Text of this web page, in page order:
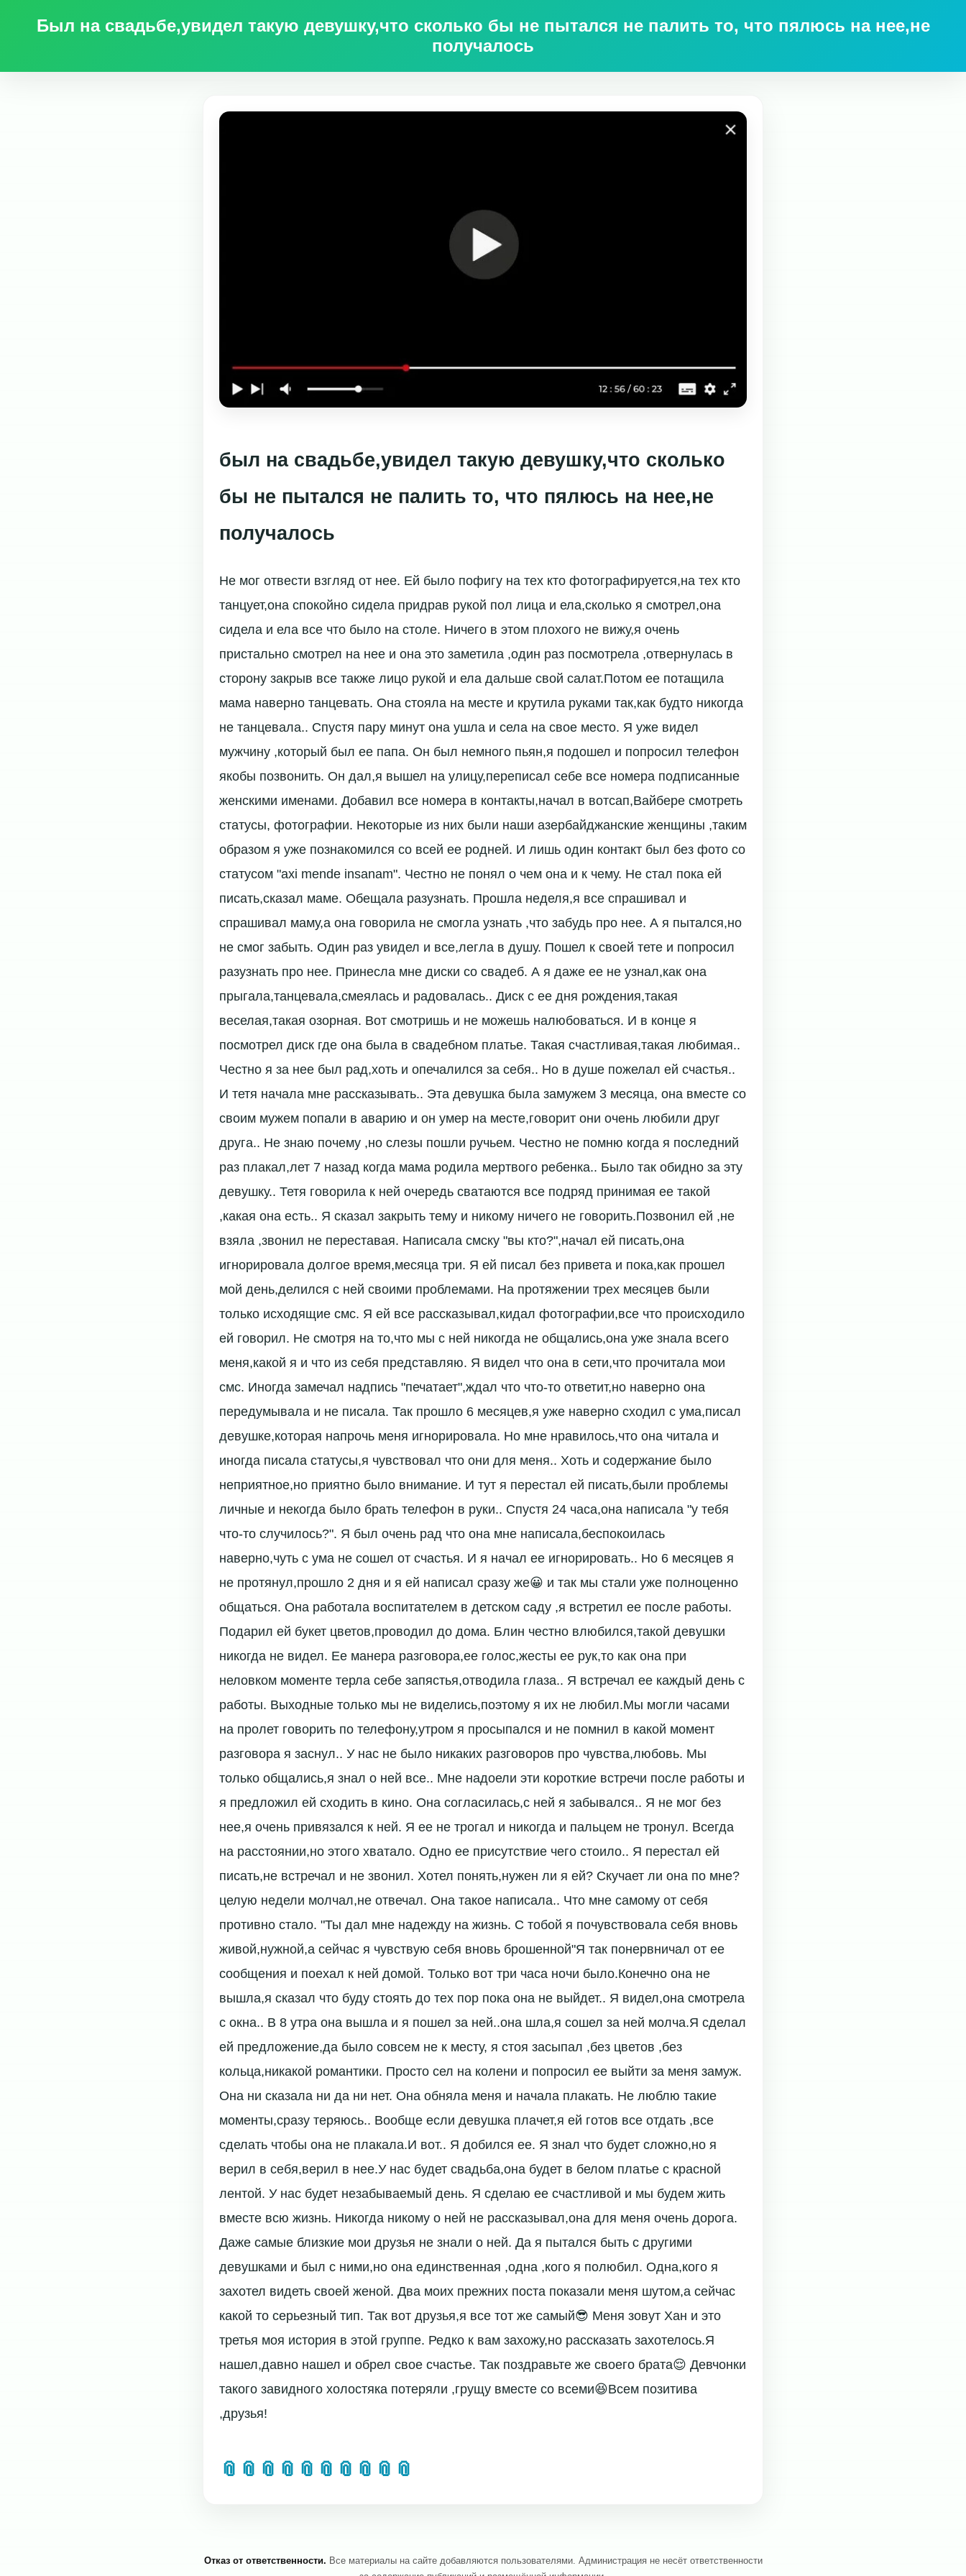
Был на свадьбе,увидел такую девушку,что сколько бы не пытался не палить то, что пялюсь на нее,не
получалось
был на свадьбе,увидел такую девушку,что сколько
бы не пытался не палить то, что пялюсь на нее,не
получалось
Не мог отвести взгляд от нее. Ей было пофигу на тех кто фотографируется,на тех кто
танцует,она спокойно сидела придрав рукой пол лица и ела,сколько я смотрел,она
сидела и ела все что было на столе. Ничего в этом плохого не вижу,я очень
пристально смотрел на нее и она это заметила ,один раз посмотрела ,отвернулась в
сторону закрыв все также лицо рукой и ела дальше свой салат.Потом ее потащила
мама наверно танцевать. Она стояла на месте и крутила руками так,как будто никогда
не танцевала.. Спустя пару минут она ушла и села на свое место. Я уже видел
мужчину ,который был ее папа. Он был немного пьян,я подошел и попросил телефон
якобы позвонить. Он дал,я вышел на улицу,переписал себе все номера подписанные
женскими именами. Добавил все номера в контакты,начал в вотсап,Вайбере смотреть
статусы, фотографии. Некоторые из них были наши азербайджанские женщины ,таким
образом я уже познакомился со всей ее родней. И лишь один контакт был без фото со
статусом "axi mende insanam". Честно не понял о чем она и к чему. Не стал пока ей
писать,сказал маме. Обещала разузнать. Прошла неделя,я все спрашивал и
спрашивал маму,а она говорила не смогла узнать ,что забудь про нее. А я пытался,но
не смог забыть. Один раз увидел и все,легла в душу. Пошел к своей тете и попросил
разузнать про нее. Принесла мне диски со свадеб. А я даже ее не узнал,как она
прыгала,танцевала,смеялась и радовалась.. Диск с ее дня рождения,такая
веселая,такая озорная. Вот смотришь и не можешь налюбоваться. И в конце я
посмотрел диск где она была в свадебном платье. Такая счастливая,такая любимая..
Честно я за нее был рад,хоть и опечалился за себя.. Но в душе пожелал ей счастья..
И тетя начала мне рассказывать.. Эта девушка была замужем 3 месяца, она вместе со
своим мужем попали в аварию и он умер на месте,говорит они очень любили друг
друга.. Не знаю почему ,но слезы пошли ручьем. Честно не помню когда я последний
раз плакал,лет 7 назад когда мама родила мертвого ребенка.. Было так обидно за эту
девушку.. Тетя говорила к ней очередь сватаются все подряд принимая ее такой
,какая она есть.. Я сказал закрыть тему и никому ничего не говорить.Позвонил ей ,не
взяла ,звонил не переставая. Написала смску "вы кто?",начал ей писать,она
игнорировала долгое время,месяца три. Я ей писал без привета и пока,как прошел
мой день,делился с ней своими проблемами. На протяжении трех месяцев были
только исходящие смс. Я ей все рассказывал,кидал фотографии,все что происходило
ей говорил. Не смотря на то,что мы с ней никогда не общались,она уже знала всего
меня,какой я и что из себя представляю. Я видел что она в сети,что прочитала мои
смс. Иногда замечал надпись "печатает",ждал что что-то ответит,но наверно она
передумывала и не писала. Так прошло 6 месяцев,я уже наверно сходил с ума,писал
девушке,которая напрочь меня игнорировала. Но мне нравилось,что она читала и
иногда писала статусы,я чувствовал что они для меня.. Хоть и содержание было
неприятное,но приятно было внимание. И тут я перестал ей писать,были проблемы
личные и некогда было брать телефон в руки.. Спустя 24 часа,она написала "у тебя
что-то случилось?". Я был очень рад что она мне написала,беспокоилась
наверно,чуть с ума не сошел от счастья. И я начал ее игнорировать.. Но 6 месяцев я
не протянул,прошло 2 дня и я ей написал сразу же😀 и так мы стали уже полноценно
общаться. Она работала воспитателем в детском саду ,я встретил ее после работы.
Подарил ей букет цветов,проводил до дома. Блин честно влюбился,такой девушки
никогда не видел. Ее манера разговора,ее голос,жесты ее рук,то как она при
неловком моменте терла себе запястья,отводила глаза.. Я встречал ее каждый день с
работы. Выходные только мы не виделись,поэтому я их не любил.Мы могли часами
на пролет говорить по телефону,утром я просыпался и не помнил в какой момент
разговора я заснул.. У нас не было никаких разговоров про чувства,любовь. Мы
только общались,я знал о ней все.. Мне надоели эти короткие встречи после работы и
я предложил ей сходить в кино. Она согласилась,с ней я забывался.. Я не мог без
нее,я очень привязался к ней. Я ее не трогал и никогда и пальцем не тронул. Всегда
на расстоянии,но этого хватало. Одно ее присутствие чего стоило.. Я перестал ей
писать,не встречал и не звонил. Хотел понять,нужен ли я ей? Скучает ли она по мне?
целую недели молчал,не отвечал. Она такое написала.. Что мне самому от себя
противно стало. "Ты дал мне надежду на жизнь. С тобой я почувствовала себя вновь
живой,нужной,а сейчас я чувствую себя вновь брошенной"Я так понервничал от ее
сообщения и поехал к ней домой. Только вот три часа ночи было.Конечно она не
вышла,я сказал что буду стоять до тех пор пока она не выйдет.. Я видел,она смотрела
с окна.. В 8 утра она вышла и я пошел за ней..она шла,я сошел за ней молча.Я сделал
ей предложение,да было совсем не к месту, я стоя засыпал ,без цветов ,без
кольца,никакой романтики. Просто сел на колени и попросил ее выйти за меня замуж.
Она ни сказала ни да ни нет. Она обняла меня и начала плакать. Не люблю такие
моменты,сразу теряюсь.. Вообще если девушка плачет,я ей готов все отдать ,все
сделать чтобы она не плакала.И вот.. Я добился ее. Я знал что будет сложно,но я
верил в себя,верил в нее.У нас будет свадьба,она будет в белом платье с красной
лентой. У нас будет незабываемый день. Я сделаю ее счастливой и мы будем жить
вместе всю жизнь. Никогда никому о ней не рассказывал,она для меня очень дорога.
Даже самые близкие мои друзья не знали о ней. Да я пытался быть с другими
девушками и был с ними,но она единственная ,одна ,кого я полюбил. Одна,кого я
захотел видеть своей женой. Два моих прежних поста показали меня шутом,а сейчас
какой то серьезный тип. Так вот друзья,я все тот же самый😎 Меня зовут Хан и это
третья моя история в этой группе. Редко к вам захожу,но рассказать захотелось.Я
нашел,давно нашел и обрел свое счастье. Так поздравьте же своего брата😌 Девчонки
такого завидного холостяка потеряли ,грущу вместе со всеми😆Всем позитива
,друзья!
📎 📎 📎 📎 📎 📎 📎 📎 📎 📎
Отказ от ответственности. Все материалы на сайте добавляются пользователями. Администрация не несёт ответственности